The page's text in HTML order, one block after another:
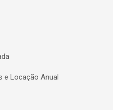
e Locação Anual